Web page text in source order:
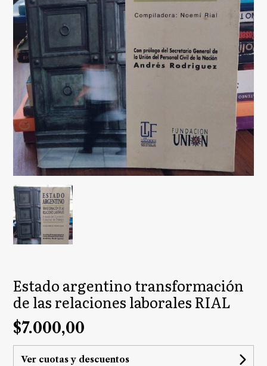
Estado argentino transformación
de las relaciones laborales RIAL
$7.000,00
Ver cuotas y descuentos